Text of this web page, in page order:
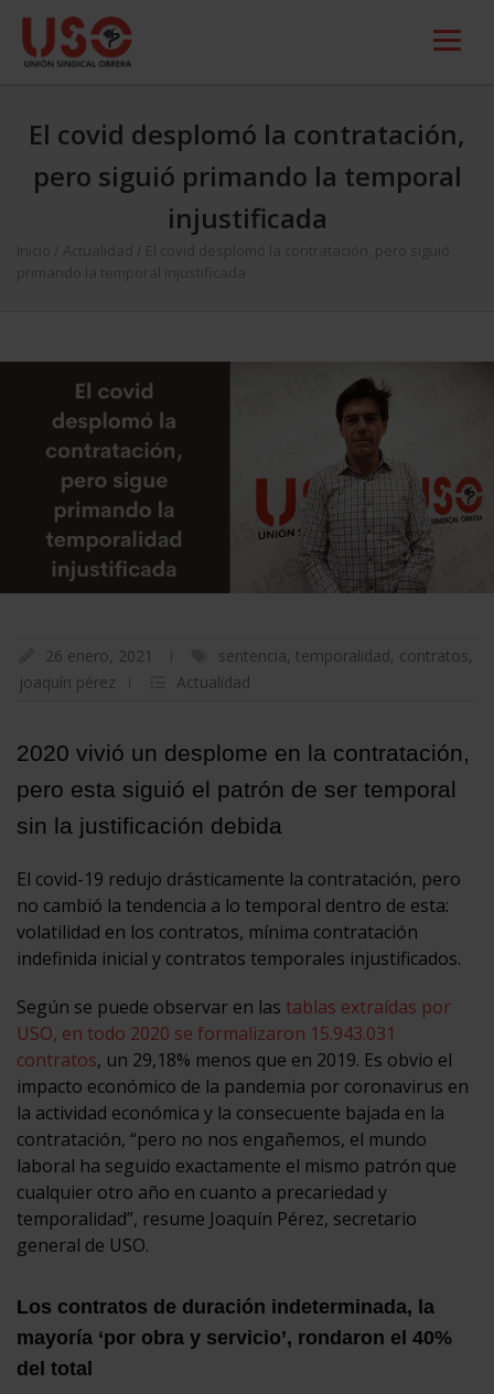
El covid desplomó la contratación,
pero siguió primando la temporal
injustificada
Inicio Actualidad
El covid desplomó la contratación, pero siguió
primando la temporal injustificada
26 enero, 2021 sentencia, temporalidad, contratos,
joaquín pérez
Actualidad
2020 vivió un desplome en la contratación,
pero esta siguió el patrón de ser temporal
sin la justificación debida
El covid-19 redujo drásticamente la contratación, pero
no cambió la tendencia a lo temporal dentro de esta:
volatilidad en los contratos, mínima contratación
indefinida inicial y contratos temporales injustificados.
Según se puede observar en las tablas extraídas por
USO, en todo 2020 se formalizaron 15.943.031
contratos, un 29,18% menos que en 2019. Es obvio el
impacto económico de la pandemia por coronavirus en
la actividad económica y la consecuente bajada en la
contratación, “pero no nos engañemos, el mundo
laboral ha seguido exactamente el mismo patrón que
cualquier otro año en cuanto a precariedad y
temporalidad”, resume Joaquín Pérez, secretario
general de USO.
Los contratos de duración indeterminada, la
mayoría ‘por obra y servicio’, rondaron el 40%
del total